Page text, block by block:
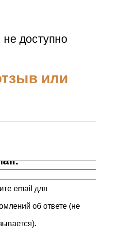
не доступно
или
email для
об ответе (не